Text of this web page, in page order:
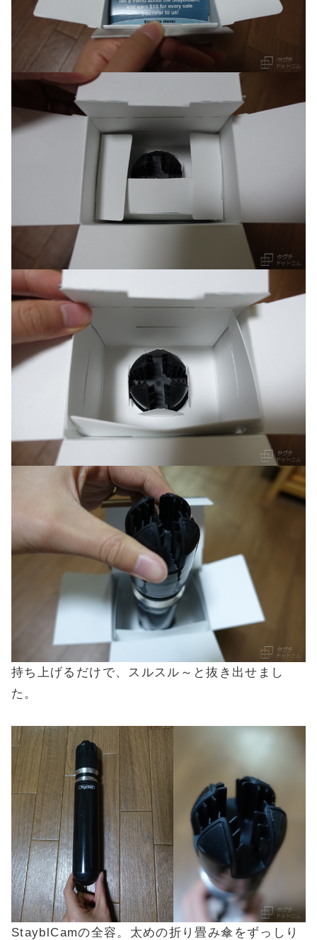
持ち上げるだけで、スルスル～と抜き出せまし
た。
StayblCamの全容。太めの折り畳み傘をずっしり